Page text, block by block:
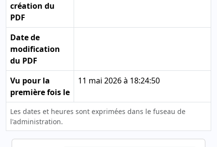
création du
PDF
Date de
modification
du PDF
Vu pour la
première fois le
11 mai 2026 à 18:24:50
Les dates et heures sont exprimées dans le fuseau de
l'administration.